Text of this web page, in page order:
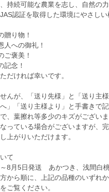
持続可能な農業を志し、自然の
認証を取得した環境にやさしい
贈り物！
人への御礼！
ご褒美！
記念！
だければ幸いです。
んが、「送り先様」と「送り主
」「送り主様より」と手書きで
、葉擦れ等多少のキズがございま
っている場合がございますが、
上がりいただけます。
て
～8月5日発送 あかつき、浅間白
から順に、上記の品種のいずれ
ご覧ください。